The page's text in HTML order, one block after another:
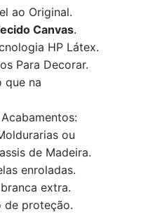
ao Original.
Canvas.
HP Látex.
Para Decorar.
que na
ou
de Madeira.
enroladas.
extra.
proteção.